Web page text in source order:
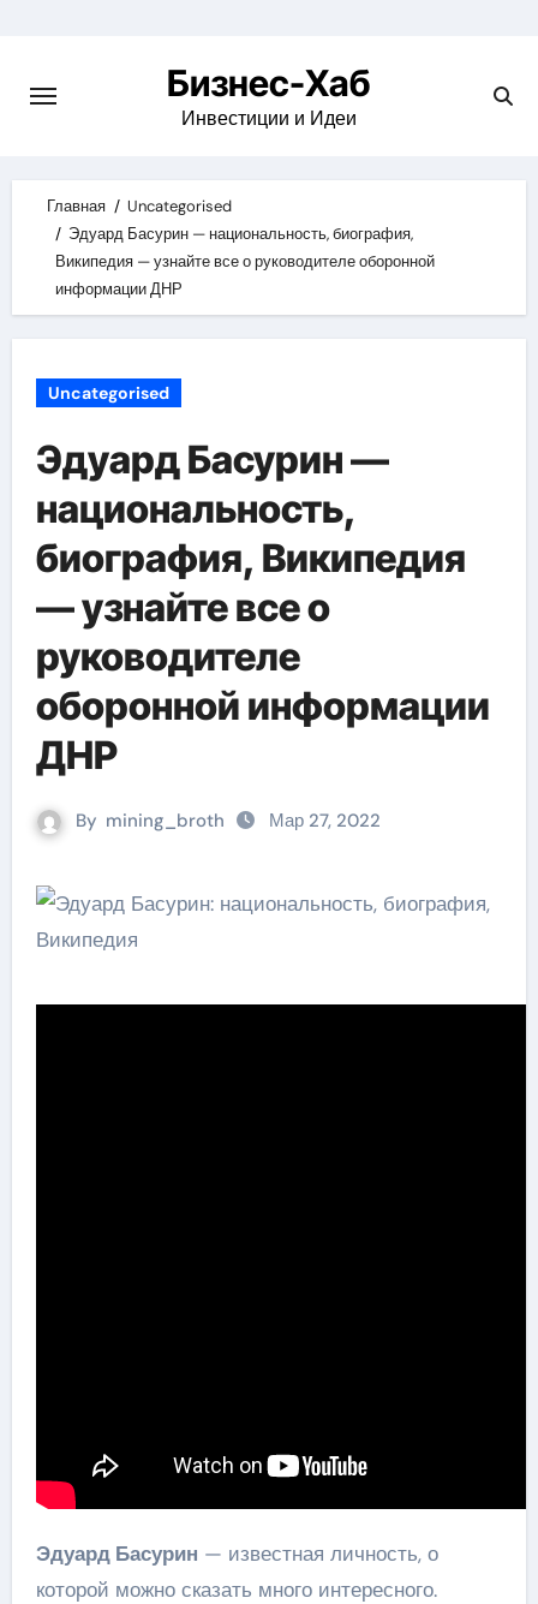
content
Бизнес-Хаб
Инвестиции и Идеи
Главная
Uncategorised
Эдуард Басурин — национальность, биография,
Википедия — узнайте все о руководителе оборонной
информации ДНР
Uncategorised
Эдуард Басурин —
национальность,
биография, Википедия
— узнайте все о
руководителе
оборонной информации
ДНР
By mining_broth Мар 27, 2022
Эдуард Басурин — известная личность, о
которой можно сказать много интересного.